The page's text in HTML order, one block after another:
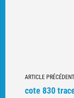
Navigation
vers
ARTICLE PRÉCÉDENT
cote 830